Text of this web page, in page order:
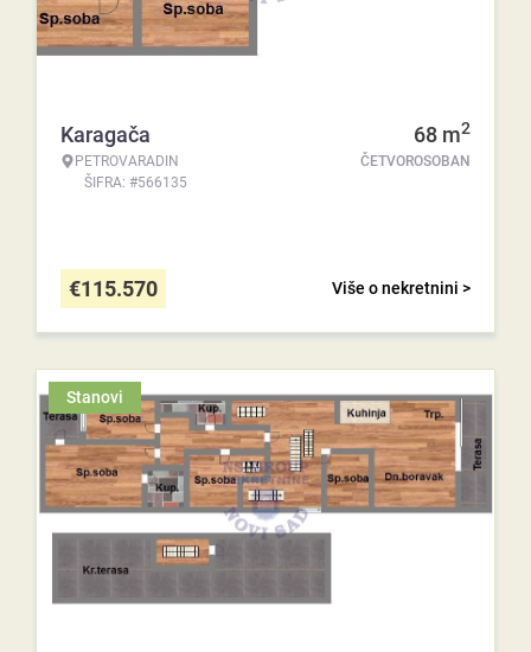
Karagača
PETROVARADIN
ŠIFRA: #566135
68 m2
ČETVOROSOBAN
Više o nekretnini >
€115.570
Stanovi